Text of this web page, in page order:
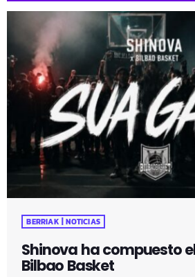
BERRIAK | NOTICIAS
Shinova ha compuesto
Bilbao Basket